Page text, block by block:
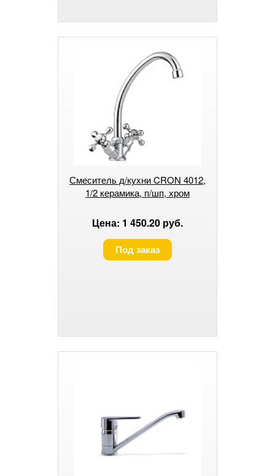
Смеситель д/кухни CRON 4012,
1/2 керамика, п/шп, хром
Цена: 1 450.20 руб.
Под заказ